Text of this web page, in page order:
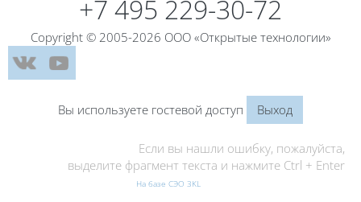
+7 495 229-30-72
Copyright © 2005-2026 ООО «Открытые технологии»
Вы используете гостевой доступ Выход
Если вы нашли ошибку, пожалуйста,
выделите фрагмент текста и нажмите Ctrl + Enter
На базе СЭО 3KL